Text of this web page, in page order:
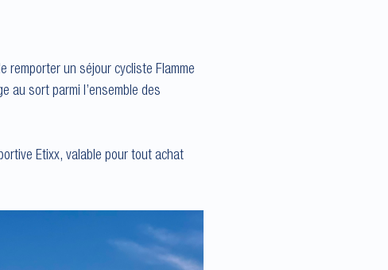
remporter un séjour cycliste Flamme
au sort parmi l’ensemble des
Etixx, valable pour tout achat